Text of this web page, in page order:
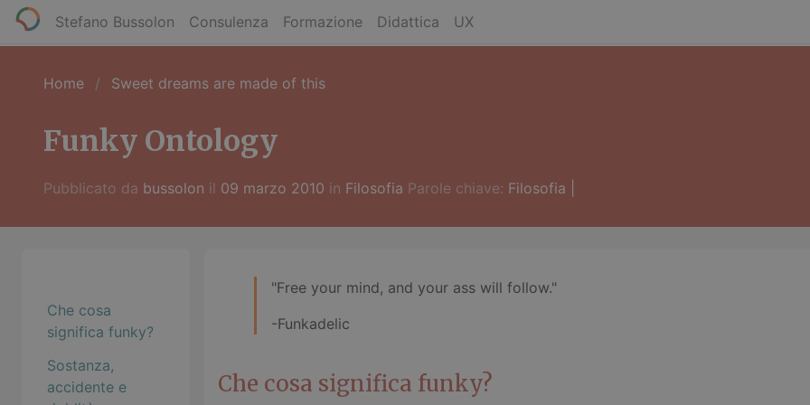
Stefano Bussolon Consulenza Formazione Didattica UX
Home Sweet dreams are made of this
Funky Ontology
Pubblicato da bussolon il 09 marzo 2010 in Filosofia Parole chiave: Filosofia
Che cosa
significa funky?
Sostanza,
accidente e
"Free your mind, and your ass will follow."
-Funkadelic
Che cosa significa funky?